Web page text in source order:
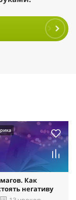
Как
негативу